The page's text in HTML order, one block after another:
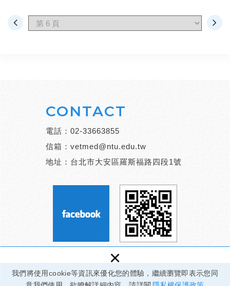
我們將使用cookie等資訊來優化您的體驗，繼續瀏覽即表示您同
×
CONTACT
電話： 02-33663855
信箱： vetmed@ntu.edu.tw
地址：台北市大安區羅斯福路四段1號
國立臺灣大學獸醫專業學院 © 2024 | 網頁設計：新視野